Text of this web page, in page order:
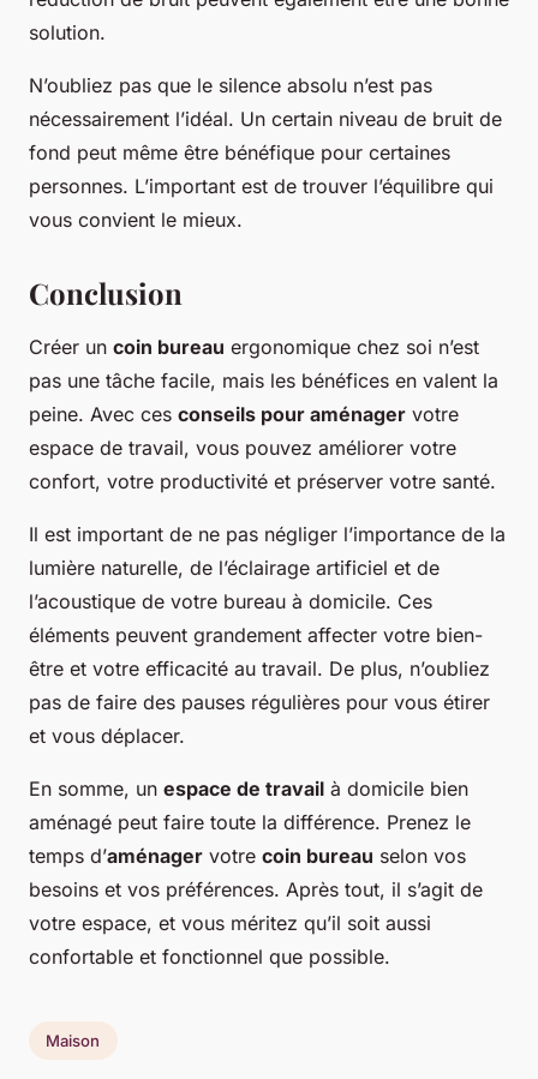
solution.
N’oubliez pas que le silence absolu n’est pas
nécessairement l’idéal. Un certain niveau de bruit de
fond peut même être bénéfique pour certaines
personnes. L’important est de trouver l’équilibre qui
vous convient le mieux.
Conclusion
Créer un coin bureau ergonomique chez soi n’est
pas une tâche facile, mais les bénéfices en valent la
peine. Avec ces conseils pour aménager votre
espace de travail, vous pouvez améliorer votre
confort, votre productivité et préserver votre santé.
Il est important de ne pas négliger l’importance de la
lumière naturelle, de l’éclairage artificiel et de
l’acoustique de votre bureau à domicile. Ces
éléments peuvent grandement affecter votre bien-
être et votre efficacité au travail. De plus, n’oubliez
pas de faire des pauses régulières pour vous étirer
et vous déplacer.
En somme, un espace de travail à domicile bien
aménagé peut faire toute la différence. Prenez le
temps d’aménager votre coin bureau selon vos
besoins et vos préférences. Après tout, il s’agit de
votre espace, et vous méritez qu’il soit aussi
confortable et fonctionnel que possible.
Maison